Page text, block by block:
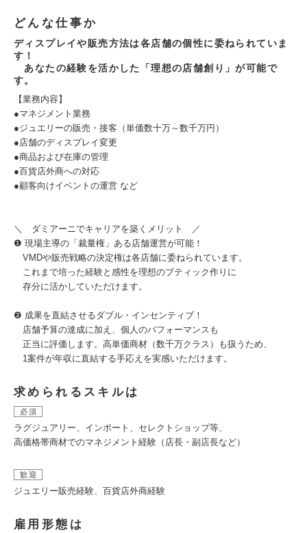
どんな仕事か
ディスプレイや販売方法は各店舗の個性に委ねられていま
す！
あなたの経験を活かした「理想の店舗創り」が可能で
す。
【業務内容】
●マネジメント業務
●ジュエリーの販売・接客（単価数十万～数千万円）
●店舗のディスプレイ変更
●商品および在庫の管理
●百貨店外商への対応
●顧客向けイベントの運営 など
＼ ダミアーニでキャリアを築くメリット ／
❶ 現場主導の「裁量権」ある店舗運営が可能！
VMDや販売戦略の決定権は各店舗に委ねられています。
これまで培った経験と感性を理想のブティック作りに
存分に活かしていただけます。
❷ 成果を直結させるダブル・インセンティブ！
店舗予算の達成に加え、個人のパフォーマンスも
正当に評価します。高単価商材（数千万クラス）も扱うため、
1案件が年収に直結する手応えを実感いただけます。
求められるスキルは
必須
ラグジュアリー、インポート、セレクトショップ等、
高価格帯商材でのマネジメント経験（店長・副店長など）
歓迎
ジュエリー販売経験、百貨店外商経験
雇用形態は